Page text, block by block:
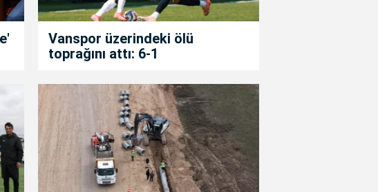
Vanspor üzerindeki ölü
toprağını attı: 6-1